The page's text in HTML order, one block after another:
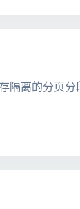
隔离的分页